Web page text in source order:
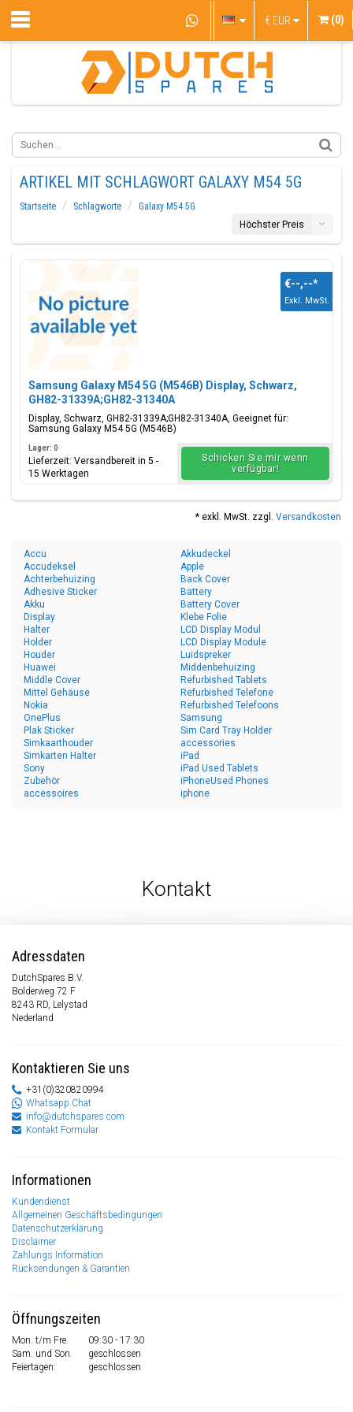
€ EUR (0)
ARTIKEL MIT SCHLAGWORT GALAXY M54 5G
Startseite Schlagworte
Galaxy M54 5G
Höchster Preis
Samsung Galaxy M54 5G (M546B) Display, Schwarz,
GH82-31339A;GH82-31340A
Display, Schwarz, GH82-31339A;GH82-31340A, Geeignet für:
Samsung Galaxy M54 5G (M546B)
€--,--*
Exkl. MwSt.
Lager: 0
Lieferzeit: Versandbereit in 5 -
15 Werktagen
Schicken Sie mir wenn
verfügbar!
* exkl. MwSt. zzgl. Versandkosten
Accu
Accudeksel
Achterbehuizing
Adhesive Sticker
Akku
Akkudeckel
Apple
Back Cover
Battery
Battery Cover
Display
Halter
Holder
Houder
Huawei
Klebe Folie
LCD Display Modul
LCD Display Module
Luidspreker
Middenbehuizing
Middle Cover
Mittel Gehäuse
Nokia
OnePlus
Plak Sticker
Refurbished Tablets
Refurbished Telefone
Refurbished Telefoons
Samsung
Sim Card Tray Holder
Simkaarthouder
Simkarten Halter
Sony
Zubehör
accessoires
accessories
iPad
iPad Used Tablets
iPhoneUsed Phones
iphone
Kontakt
Adressdaten
DutchSpares B.V.
Bolderweg 72 F
8243 RD, Lelystad
Nederland
Kontaktieren Sie uns
+31(0)320820994
Whatsapp Chat
info@dutchspares.com
Kontakt Formular
Informationen
Kundendienst
Allgemeinen Geschäftsbedingungen
Datenschutzerklärung
Disclaimer
Zahlungs Information
Rücksendungen & Garantien
Öffnungszeiten
Mon. t/m Fre.
09:30 - 17:30
Sam. und Son.
geschlossen
Feiertagen:
geschlossen